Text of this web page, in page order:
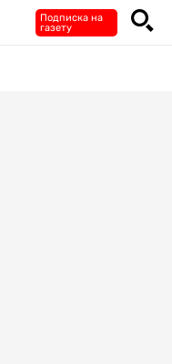
Подписка на
газету